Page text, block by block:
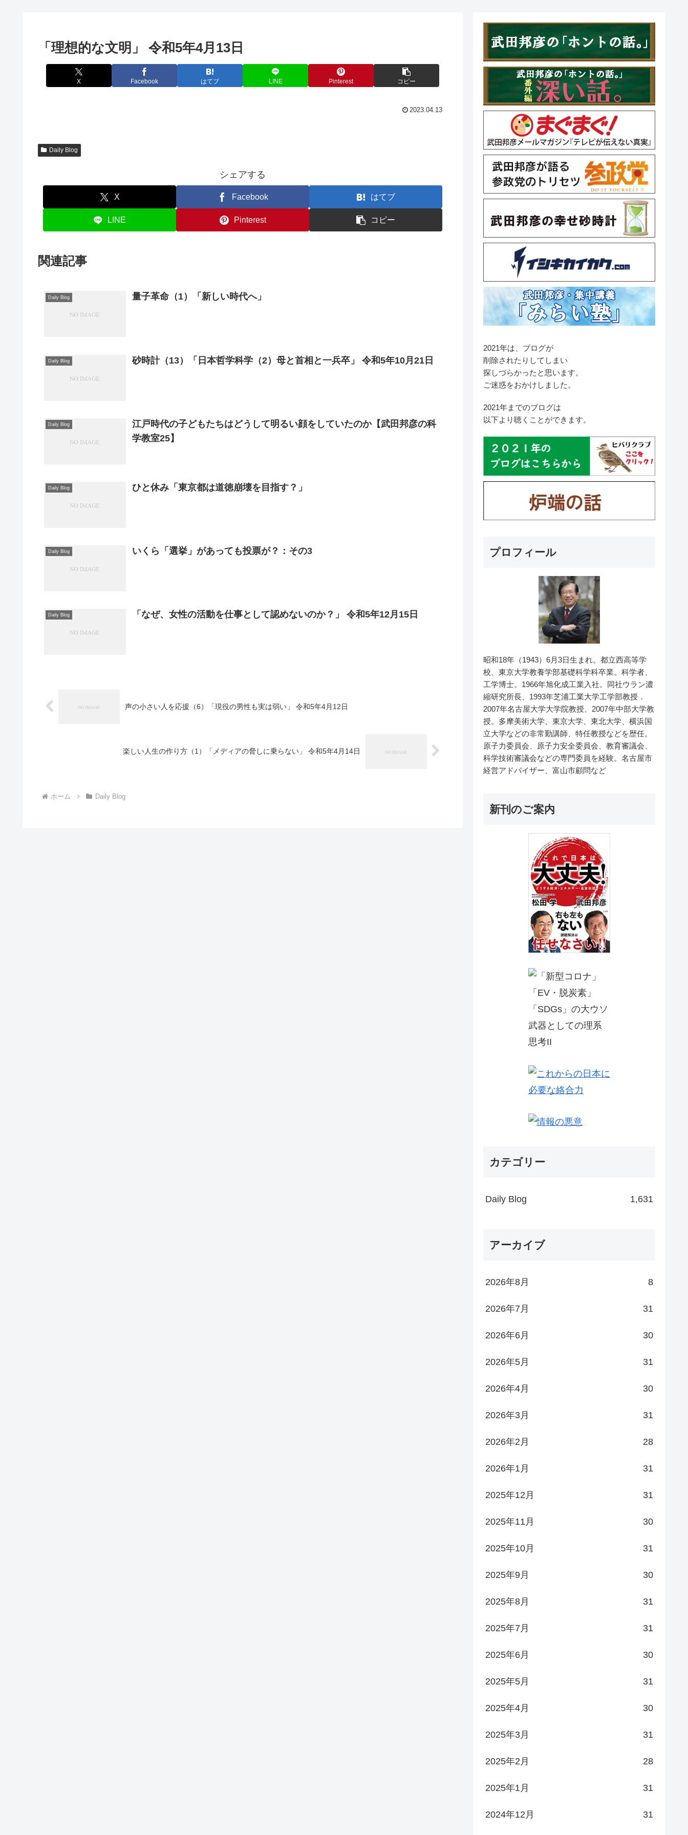
「理想的な文明」 令和5年4月13日
X Facebook はてブ LINE Pinterest コピー
2023.04.13
Daily Blog
シェアする
X Facebook はてブ
LINE Pinterest コピー
関連記事
Daily Blog 量子革命（1）「新しい時代へ」
Daily Blog 砂時計（13）「日本哲学科学（2）母と首相と一兵卒」 令和5年10月21日
Daily Blog
江戸時代の子どもたちはどうして明るい顔をしていたのか【武田邦彦の科
学教室25】
Daily Blog ひと休み「東京都は道徳崩壊を目指す？」
Daily Blog いくら「選挙」があっても投票が？：その3
Daily Blog 「なぜ、女性の活動を仕事として認めないのか？」 令和5年12月15日
声の小さい人を応援（6）「現役の男性も実は弱い」 令和5年4月12日
楽しい人生の作り方（1）「メディアの脅しに乗らない」 令和5年4月14日
ホーム Daily Blog
2021年は、ブログが
削除されたりしてしまい
探しづらかったと思います。
ご迷惑をおかけしました。
2021年までのブログは
以下より聴くことができます。
プロフィール
昭和18年（1943）6月3日生まれ。都立西高等学
校、東京大学教養学部基礎科学科卒業。科学者、
工学博士。1966年旭化成工業入社。同社ウラン濃
縮研究所長、1993年芝浦工業大学工学部教授．
2007年名古屋大学大学院教授、2007年中部大学教
授。多摩美術大学、東京大学、東北大学、横浜国
立大学などの非常勤講師、特任教授などを歴任。
原子力委員会、原子力安全委員会、教育審議会、
科学技術審議会などの専門委員を経験。名古屋市
経営アドバイザー、富山市顧問など
新刊のご案内
カテゴリー
Daily Blog 1,631
アーカイブ
2026年8月 8
2026年7月 31
2026年6月 30
2026年5月 31
2026年4月 30
2026年3月 31
2026年2月 28
2026年1月 31
2025年12月 31
2025年11月 30
2025年10月 31
2025年9月 30
2025年8月 31
2025年7月 31
2025年6月 30
2025年5月 31
2025年4月 30
2025年3月 31
2025年2月 28
2025年1月 31
2024年12月 31